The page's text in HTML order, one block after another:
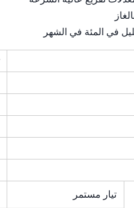
في المئة في الشهر
تيار مستمر